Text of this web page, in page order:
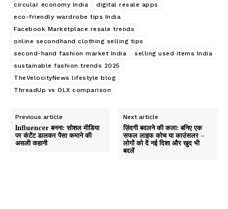
circular economy India
digital resale apps
eco-friendly wardrobe tips India
Facebook Marketplace resale trends
online secondhand clothing selling tips
second-hand fashion market India
selling used items India
sustainable fashion trends 2025
TheVelocityNews lifestyle blog
ThreadUp vs OLX comparison
Previous article
Influencer बनना: सोशल मीडिया
पर कंटेंट डालकर पैसा कमाने की
असली कहानी
Next article
ज़िंदगी बदलने की कला: बनिए एक
सफल लाइफ कोच या काउंसलर –
लोगों को दें नई दिशा और खुद भी
बदलें